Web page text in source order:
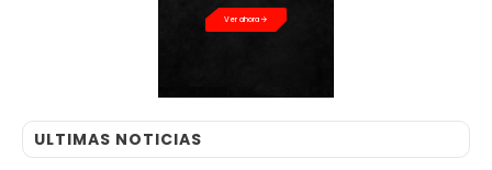
Ver ahora
ULTIMAS NOTICIAS